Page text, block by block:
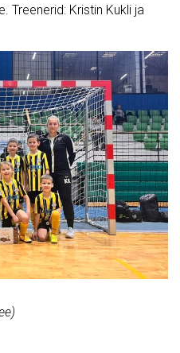
Treenerid: Kristin Kukli ja